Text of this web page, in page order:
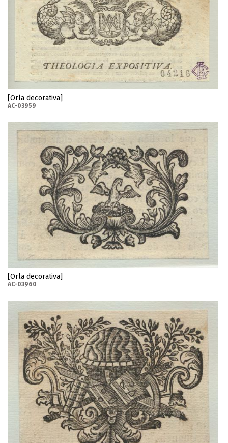
[Orla decorativa]
AC-03959
[Orla decorativa]
AC-03960